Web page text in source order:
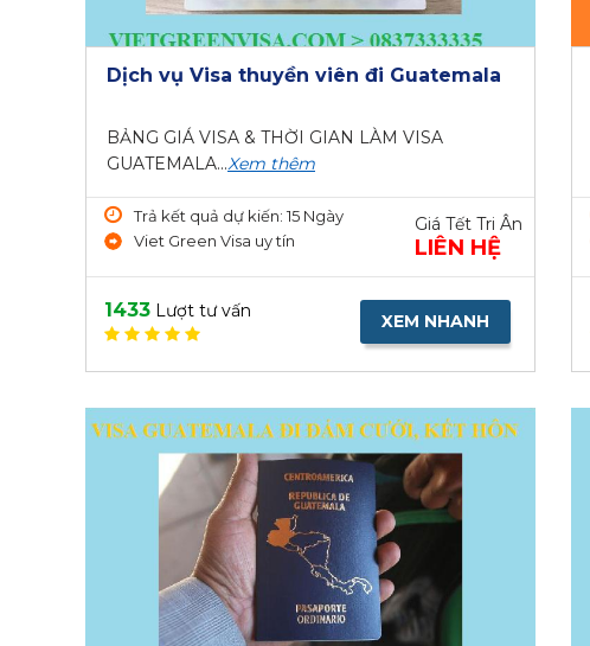
Dịch vụ Visa thuyền viên đi Guatemala
BẢNG GIÁ VISA & THỜI GIAN LÀM VISA
GUATEMALA...Xem thêm
Trả kết quả dự kiến: 15 Ngày
Viet Green Visa uy tín
Giá Tết Tri Ân
LIÊN HỆ
1433 Lượt tư vấn XEM NHANH